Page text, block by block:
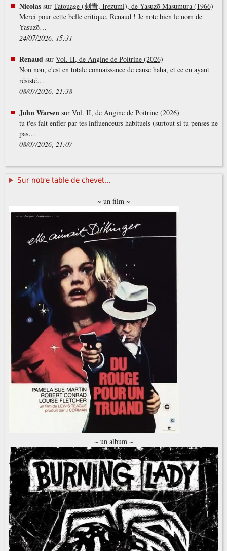
Nicolassur Tatouage (刺青, Irezumi), de Yasuzō Masumura (1966)
Merci pour cette belle critique, Renaud ! Je note bien le nom de
Yasuzō…
24/07/2026, 15:31
Renaudsur Vol. II, de Angine de Poitrine (2026)
Non non, c'est en totale connaissance de cause haha, et ce en ayant
résisté…
08/07/2026, 21:38
John Warsensur Vol. II, de Angine de Poitrine (2026)
tu t'es fait enfler par tes influenceurs habituels (surtout si tu penses ne
pas…
08/07/2026, 21:07
Sur notre table de chevet...
~ un film ~
~ un album ~